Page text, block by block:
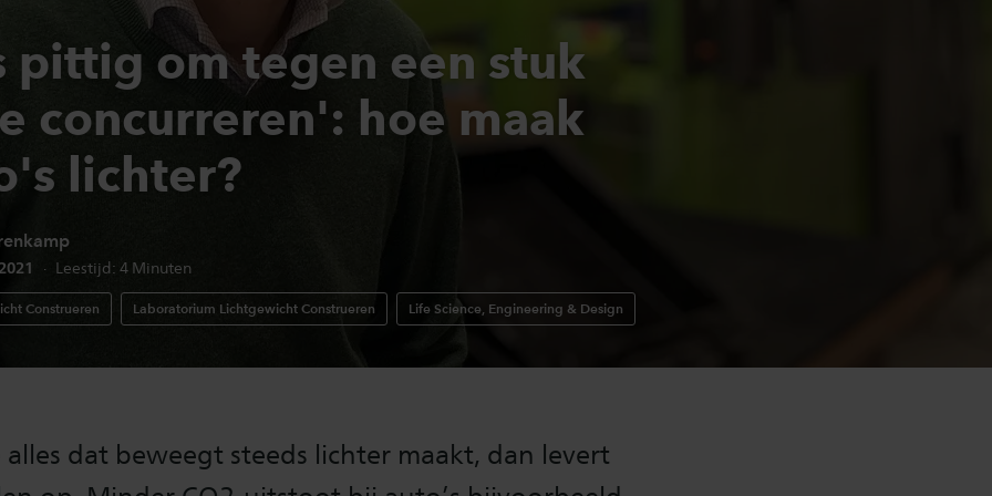
pittig om tegen een stuk
concurreren': hoe maak
lichter?
Leestijd: 4 Minuten
Construeren Laboratorium Lichtgewicht Construeren Life Science, Engineering & Design
dat beweegt steeds lichter maakt, dan levert